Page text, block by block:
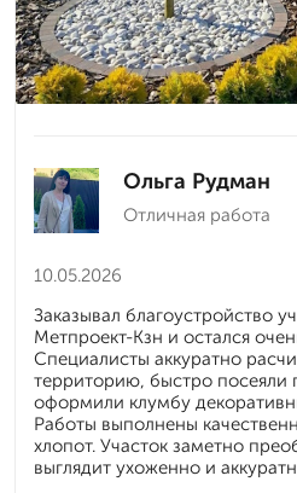
Ольга Рудман
Отличная работа
10.05.2026
Заказывал благоустройство
Метпроект-Кзн и остался
Специалисты аккуратно
территорию, быстро посеяли
оформили клумбу
Работы выполнены
хлопот. Участок заметно
выглядит ухоженно и